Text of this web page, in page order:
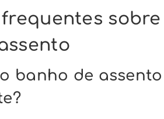
sobre
banho de assento